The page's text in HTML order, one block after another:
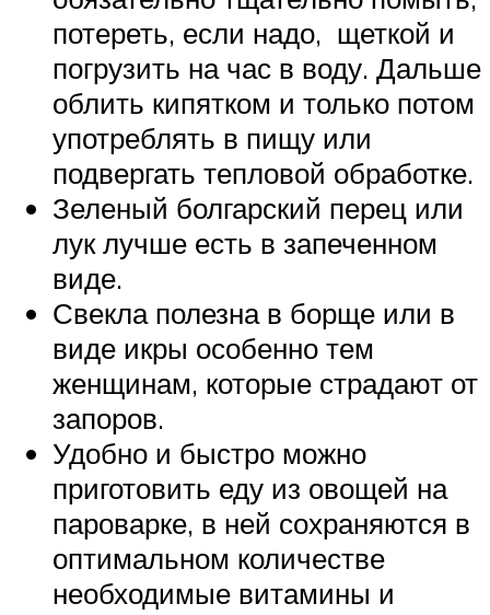
потереть, если надо, щеткой и
погрузить на час в воду. Дальше
облить кипятком и только потом
употреблять в пищу или
подвергать тепловой обработке.
Зеленый болгарский перец или
лук лучше есть в запеченном
виде.
Свекла полезна в борще или в
виде икры особенно тем
женщинам, которые страдают от
запоров.
Удобно и быстро можно
приготовить еду из овощей на
пароварке, в ней сохраняются в
оптимальном количестве
необходимые витамины и